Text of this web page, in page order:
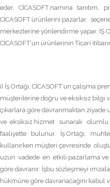
eder, CİCASOFT namına tanıtım,
CİCASOFT ürünlerini pazarlar,
merkezlerine yönlendirme yapar. İŞ
CİCASOFT‘un ürünlerinin Ticari
i) İş Ortağı, CİCASOFT‘un çalışma
müşterilerine doğru ve eksiksiz bilgi
çıkarlara göre davranmaktan
ve eksiksiz hizmet sunarak
faaliyette bulunur. İş Ortağı,
kullanırken müşteri çevresinde
uzun vadede en etkili pazarlama ve
göre davranır. İşbu sözleşmeyi
hükmüne göre davranacağını kabul